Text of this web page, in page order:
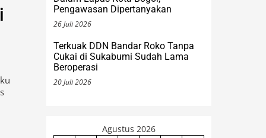
Diduga Bebas Gunakan Hp di
Dalam Lapas Kota Bogor,
Pengawasan Dipertanyakan
26 Juli 2026
Terkuak DDN Bandar Roko Tanpa
Cukai di Sukabumi Sudah Lama
Beroperasi